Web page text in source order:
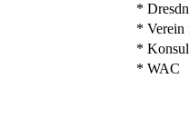
*
* Verein
*
* WAC